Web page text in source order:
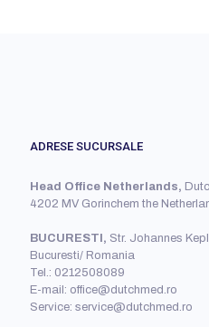
ADRESE SUCURSALE
Head Office Netherlands,
4202 MV Gorinchem the
BUCURESTI, Str. Johannes
Bucuresti/ Romania
Tel.: 0212508089
E-mail: office@dutchmed.ro
Service: service@dutchmed.ro